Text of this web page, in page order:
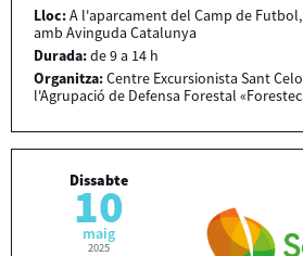
Lloc:A l'aparcament del Camp de
amb Avinguda Catalunya
Durada:de 9 a 14 h
Organitza:Centre Excursionista Sant
l'Agrupació de Defensa Forestal
Dissabte
10
maig
2025